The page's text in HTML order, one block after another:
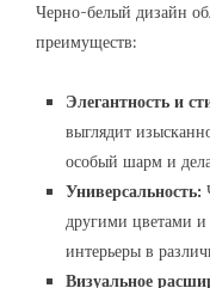
Черно-белый дизайн
преимуществ:
Элегантность и
выглядит
особый шарм и
Универсальность:
другими цветами и
интерьеры в
Визуальное